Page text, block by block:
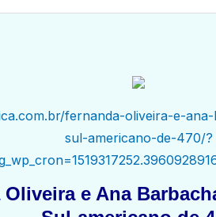
fernanda-oliveira-e-
sul-americano-de-470/?
Oliveira e Ana